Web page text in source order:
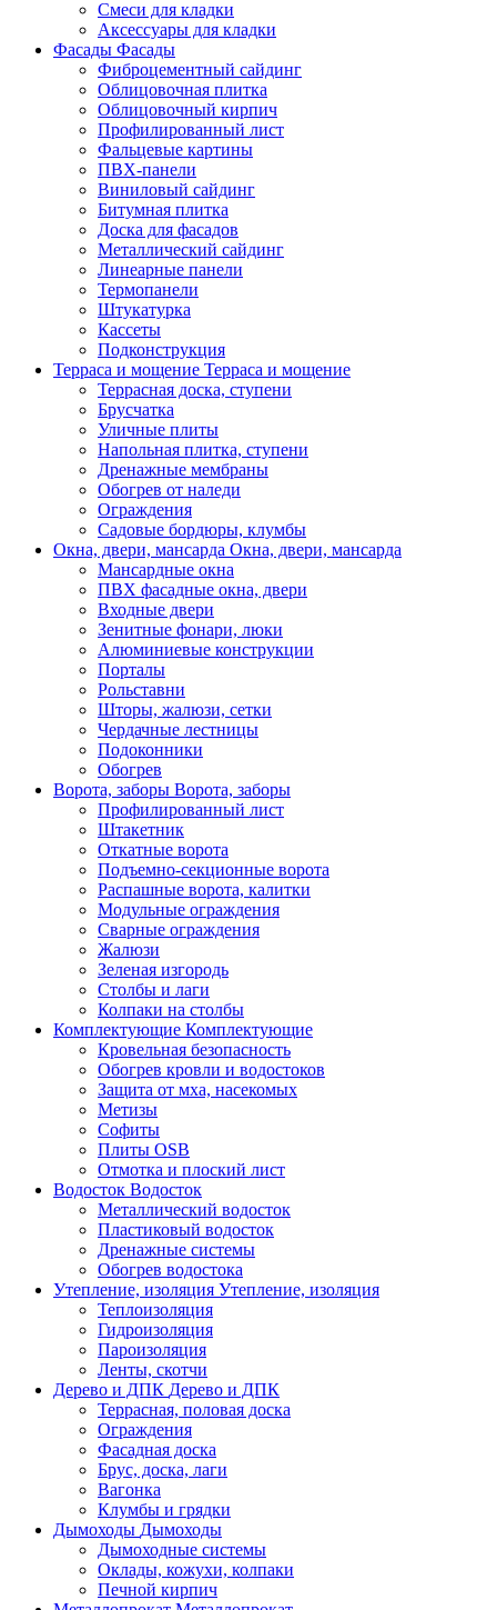
Смеси для кладки
Аксессуары для кладки
Фасады Фасады
Фиброцементный сайдинг
Облицовочная плитка
Облицовочный кирпич
Профилированный лист
Фальцевые картины
ПВХ-панели
Виниловый сайдинг
Битумная плитка
Доска для фасадов
Металлический сайдинг
Линеарные панели
Термопанели
Штукатурка
Кассеты
Подконструкция
Терраса и мощение Терраса и мощение
Террасная доска, ступени
Брусчатка
Уличные плиты
Напольная плитка, ступени
Дренажные мембраны
Обогрев от наледи
Ограждения
Садовые бордюры, клумбы
Окна, двери, мансарда Окна, двери, мансарда
Мансардные окна
ПВХ фасадные окна, двери
Входные двери
Зенитные фонари, люки
Алюминиевые конструкции
Порталы
Рольставни
Шторы, жалюзи, сетки
Чердачные лестницы
Подоконники
Обогрев
Ворота, заборы Ворота, заборы
Профилированный лист
Штакетник
Откатные ворота
Подъемно-секционные ворота
Распашные ворота, калитки
Модульные ограждения
Сварные ограждения
Жалюзи
Зеленая изгородь
Столбы и лаги
Колпаки на столбы
Комплектующие Комплектующие
Кровельная безопасность
Обогрев кровли и водостоков
Защита от мха, насекомых
Метизы
Софиты
Плиты OSB
Отмотка и плоский лист
Водосток Водосток
Металлический водосток
Пластиковый водосток
Дренажные системы
Обогрев водостока
Утепление, изоляция Утепление, изоляция
Теплоизоляция
Гидроизоляция
Пароизоляция
Ленты, скотчи
Дерево и ДПК Дерево и ДПК
Террасная, половая доска
Ограждения
Фасадная доска
Брус, доска, лаги
Вагонка
Клумбы и грядки
Дымоходы Дымоходы
Дымоходные системы
Оклады, кожухи, колпаки
Печной кирпич